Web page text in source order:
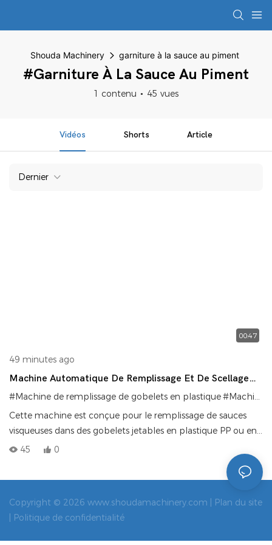
Shouda Machinery garniture à la sauce au piment
#garniture À La Sauce Au Piment
1 contenu 45 vues
Vidéos Shorts Article
Dernier
00:47
49 minutes ago
Machine Automatique De Remplissage Et De Scellage
De Sauce
#Machine de remplissage de gobelets en plastique#Machine de remplissage de sauce en tasses
Cette machine est conçue pour le remplissage de sauces
visqueuses dans des gobelets jetables en plastique PP ou en
papier. Elle est dotée d'un système de remplissage
quantitatif à piston intégrant les fonctions automatiques de
mise en place, de remplissage, de scellage et de bouchage
formation de filetage, elle est fabriquée en acier inoxydable
304 et compatible avec différents types de gobelets grâce à
45 0
Copyright © 2026 www.shoudamachinery.com |
Plan du site
Politique de confidentialité